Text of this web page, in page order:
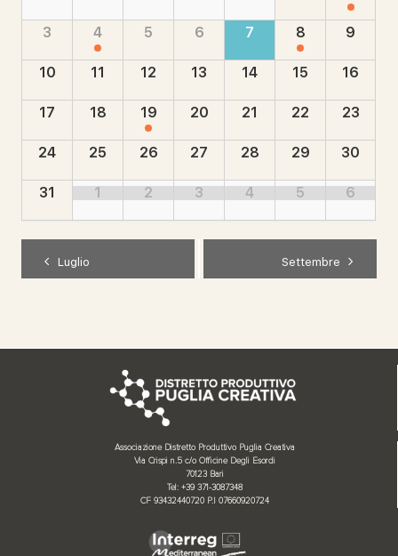
Navigazione
Eventi
Eventi
3 4 5 6 7 8 9
10 11 12 13 14 15 16
17 18 19 20 21 22 23
24 25 26 27 28 29 30
31 1 2 3 4 5 6
Luglio Settembre
Associazione Distretto Produttivo Puglia Creativa
Via Crispi n.5 c/o Officine Degli Esordi
70123 Bari
Tel: +39 371-3087348
CF 93432440720 P.I 07660920724